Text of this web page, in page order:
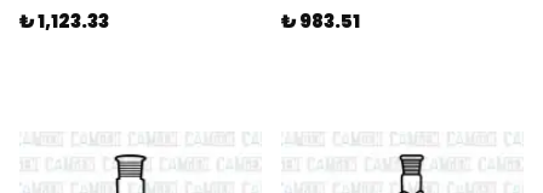
₺ 1,123.33 ₺ 983.51